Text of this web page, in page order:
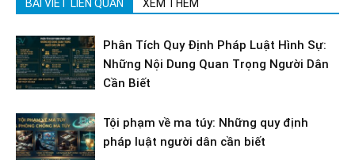
BÀI VIẾT LIÊN QUAN XEM THÊM
Phân Tích Quy Định Pháp Luật Hình Sự:
Những Nội Dung Quan Trọng Người Dân
Cần Biết
Tội phạm về ma túy: Những quy định
pháp luật người dân cần biết